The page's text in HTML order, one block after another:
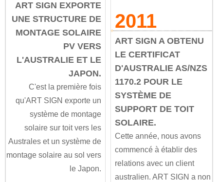
ART SIGN EXPORTE
UNE STRUCTURE DE
MONTAGE SOLAIRE
PV VERS
L'AUSTRALIE ET ​​LE
JAPON.
C'est la première fois
qu'ART SIGN exporte un
système de montage
solaire sur toit vers les
Australes et un système de
montage solaire au sol vers
le Japon.
2011
ART SIGN A OBTENU
LE CERTIFICAT
D'AUSTRALIE AS/NZS
1170.2 POUR LE
SYSTÈME DE
SUPPORT DE TOIT
SOLAIRE.
Cette année, nous avons
commencé à établir des
relations avec un client
australien. ART SIGN a non